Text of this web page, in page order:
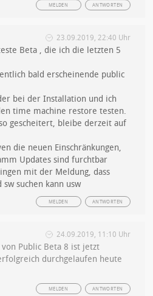
ANTWORTEN
MELDEN
23.09.2019, 22:40 Uhr
Beta , die ich die letzten 5
bald erscheinende public
bei der Installation und ich
time machine restore testen.
gescheitert, bleibe derzeit auf
die neuen Einschränkungen,
Updates sind furchtbar
mit der Meldung, dass
sw suchen kann usw
ANTWORTEN
MELDEN
24.09.2019, 11:10 Uhr
Public Beta 8 ist jetzt
durchgelaufen heute
ANTWORTEN
MELDEN